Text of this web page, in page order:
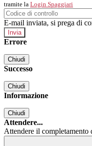
tramite la Login Spaggiari
E-mail inviata, si prega di
Errore
Chiudi
Successo
Chiudi
Informazione
Chiudi
Attendere...
Attendere il completamento